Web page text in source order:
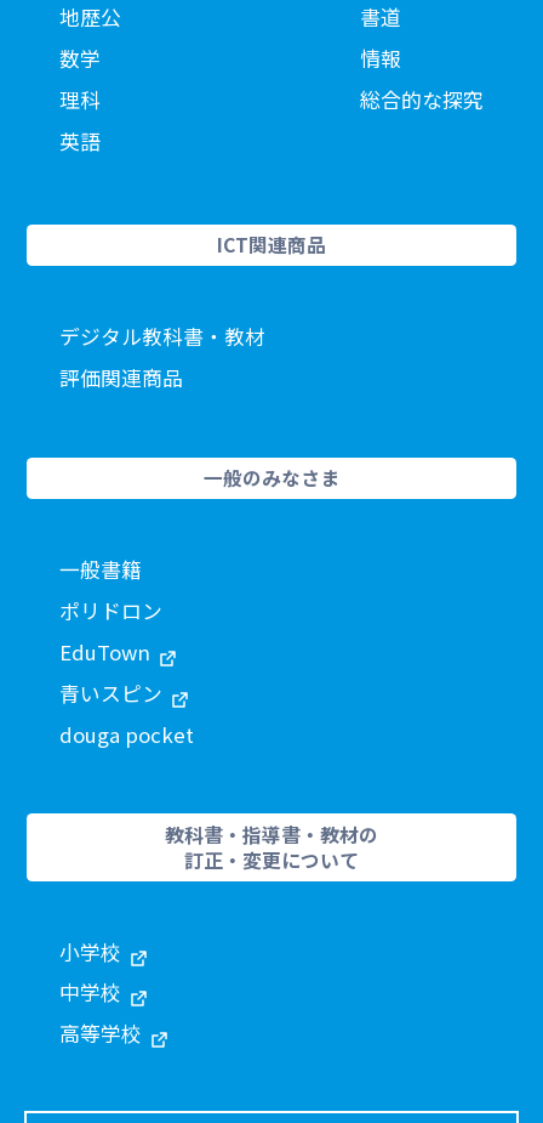
地歴公
数学
理科
英語
書道
情報
総合的な探究
ICT関連商品
デジタル教科書・教材
評価関連商品
一般のみなさま
一般書籍
ポリドロン
EduTown
青いスピン
douga pocket
教科書・指導書・教材の
訂正・変更について
小学校
中学校
高等学校